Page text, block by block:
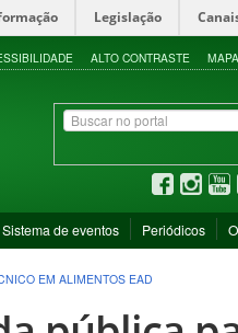
Legislação
ALTO CONTRASTE
Sistema de eventos Periódicos
EM ALIMENTOS EAD